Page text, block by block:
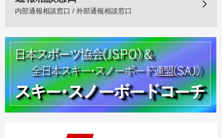
内部通報相談窓口 / 外部通報相談窓口